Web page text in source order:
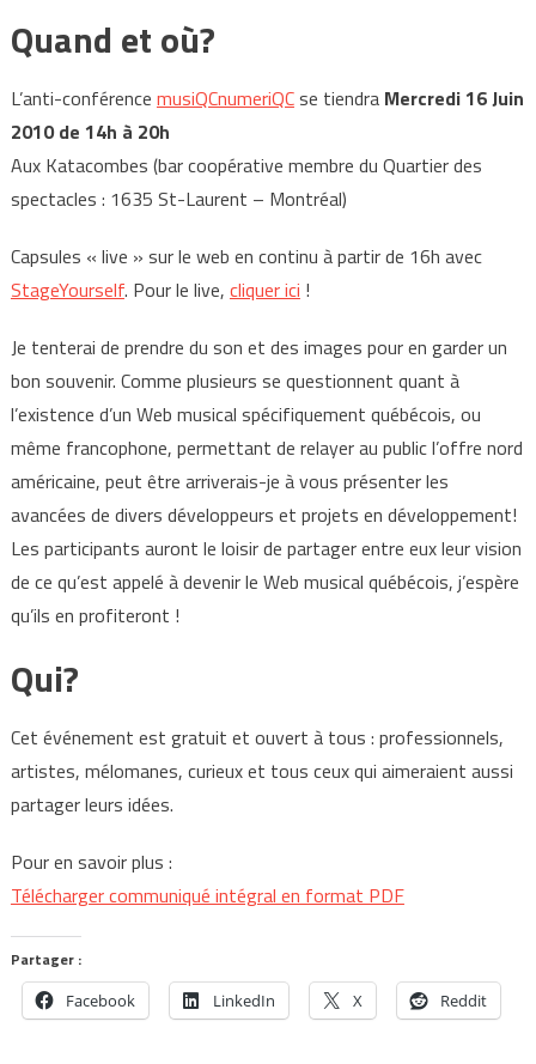
Quand et où?
L’anti-conférence musiQCnumeriQCse tiendra Mercredi 16 Juin
2010 de 14h à 20h
Aux Katacombes (bar coopérative membre du Quartier des
spectacles : 1635 St-Laurent – Montréal)
Capsules « live » sur le web en continu à partir de 16h avec
StageYourself. Pour le live, cliquer ici !
Je tenterai de prendre du son et des images pour en garder un
bon souvenir. Comme plusieurs se questionnent quant à
l’existence d’un Web musical spécifiquement québécois, ou
même francophone, permettant de relayer au public l’offre nord
américaine, peut être arriverais-je à vous présenter les
avancées de divers développeurs et projets en développement!
Les participants auront le loisir de partager entre eux leur vision
de ce qu’est appelé à devenir le Web musical québécois, j’espère
qu’ils en profiteront !
Qui?
Cet événement est gratuit et ouvert à tous : professionnels,
artistes, mélomanes, curieux et tous ceux qui aimeraient aussi
partager leurs idées.
Pour en savoir plus :
Télécharger communiqué intégral en format PDF
Partager :
Facebook LinkedIn X Reddit